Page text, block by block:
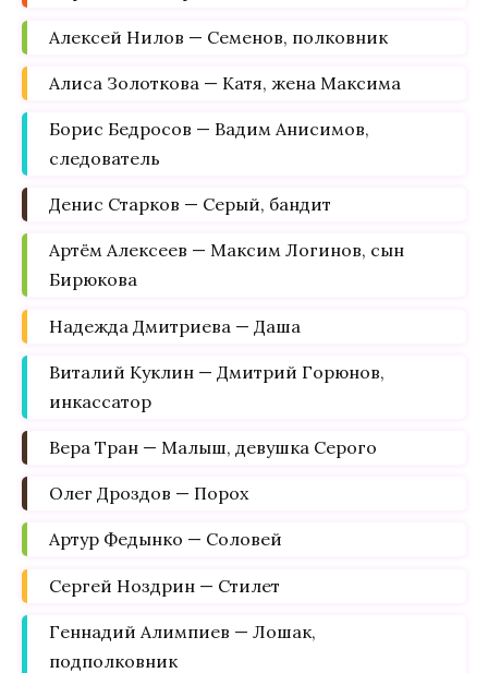
Алексей Нилов — Семенов, полковник
Алиса Золоткова — Катя, жена Максима
Борис Бедросов — Вадим Анисимов,
следователь
Денис Старков — Серый, бандит
Артём Алексеев — Максим Логинов, сын
Бирюкова
Надежда Дмитриева — Даша
Виталий Куклин — Дмитрий Горюнов,
инкассатор
Вера Тран — Малыш, девушка Серого
Олег Дроздов — Порох
Артур Федынко — Соловей
Сергей Ноздрин — Стилет
Геннадий Алимпиев — Лошак,
подполковник